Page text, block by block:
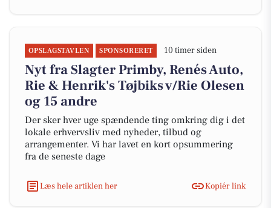
OPSLAGSTAVLEN SPONSORERET 10 timer siden
Nyt fra Slagter Primby, Renés Auto,
Rie & Henrik's Tøjbiks v/Rie Olesen
og 15 andre
Der sker hver uge spændende ting omkring dig i det
lokale erhvervsliv med nyheder, tilbud og
arrangementer. Vi har lavet en kort opsummering
fra de seneste dage
Læs hele artiklen her Kopiér link